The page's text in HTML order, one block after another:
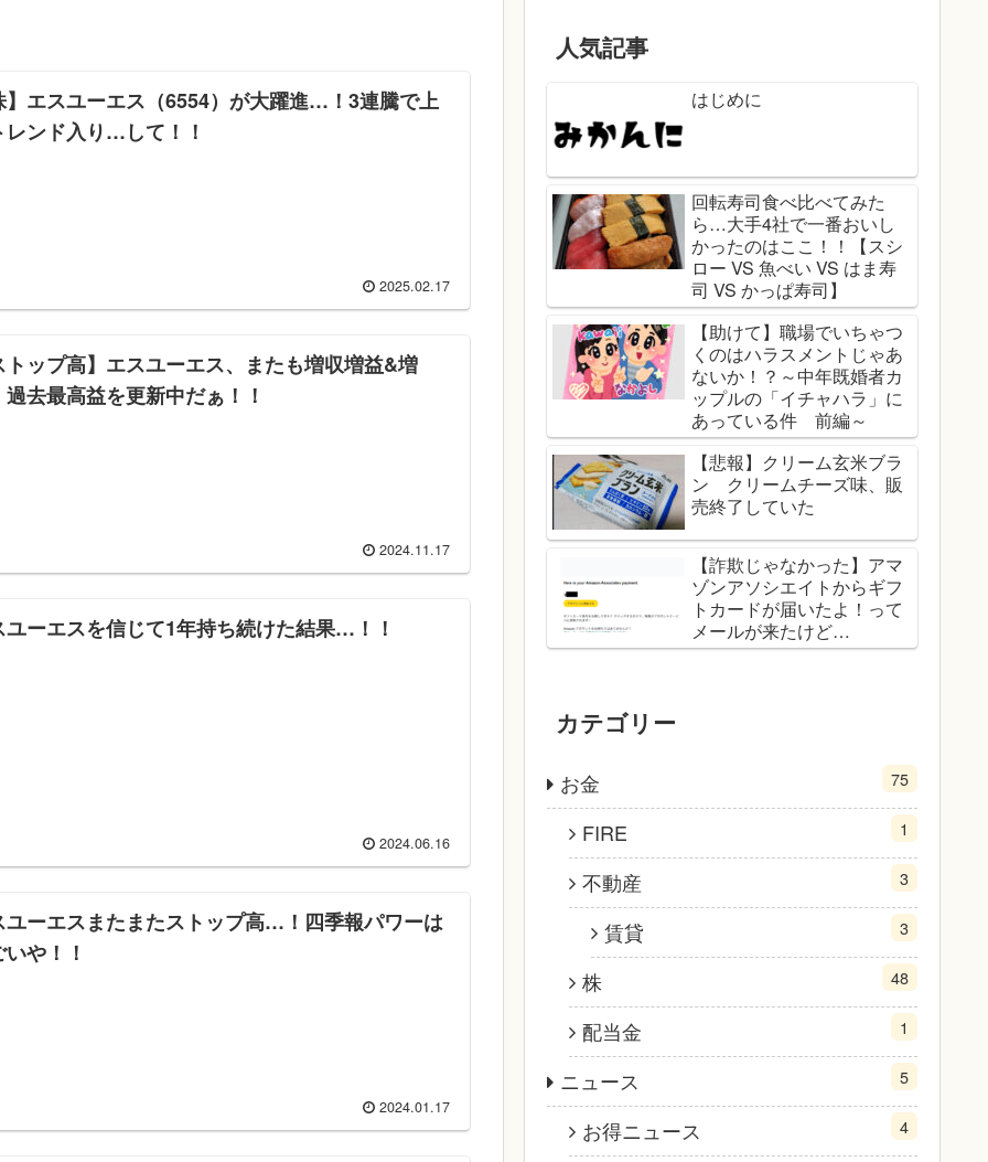
】エスユーエス（6554）が大躍進…！3連騰で上
レンド入り…して！！
2025.02.17
トップ高】エスユーエス、またも増収増益&増
過去最高益を更新中だぁ！！
2024.11.17
ユーエスを信じて1年持ち続けた結果…！！
2024.06.16
ユーエスまたまたストップ高…！四季報パワーは
や！！
2024.01.17
人気記事
はじめに
回転寿司食べ比べてみた
ら…大手4社で一番おいし
かったのはここ！！【スシ
ロー VS 魚べい VS はま寿
司 VS かっぱ寿司】
【助けて】職場でいちゃつ
くのはハラスメントじゃあ
ないか！？～中年既婚者カ
ップルの「イチャハラ」に
あっている件 前編～
【悲報】クリーム玄米ブラ
ン クリームチーズ味、販
売終了していた
【詐欺じゃなかった】アマ
ゾンアソシエイトからギフ
トカードが届いたよ！って
メールが来たけど…
カテゴリー
お金 75
FIRE 1
不動産 3
賃貸 3
株 48
配当金 1
ニュース 5
お得ニュース 4